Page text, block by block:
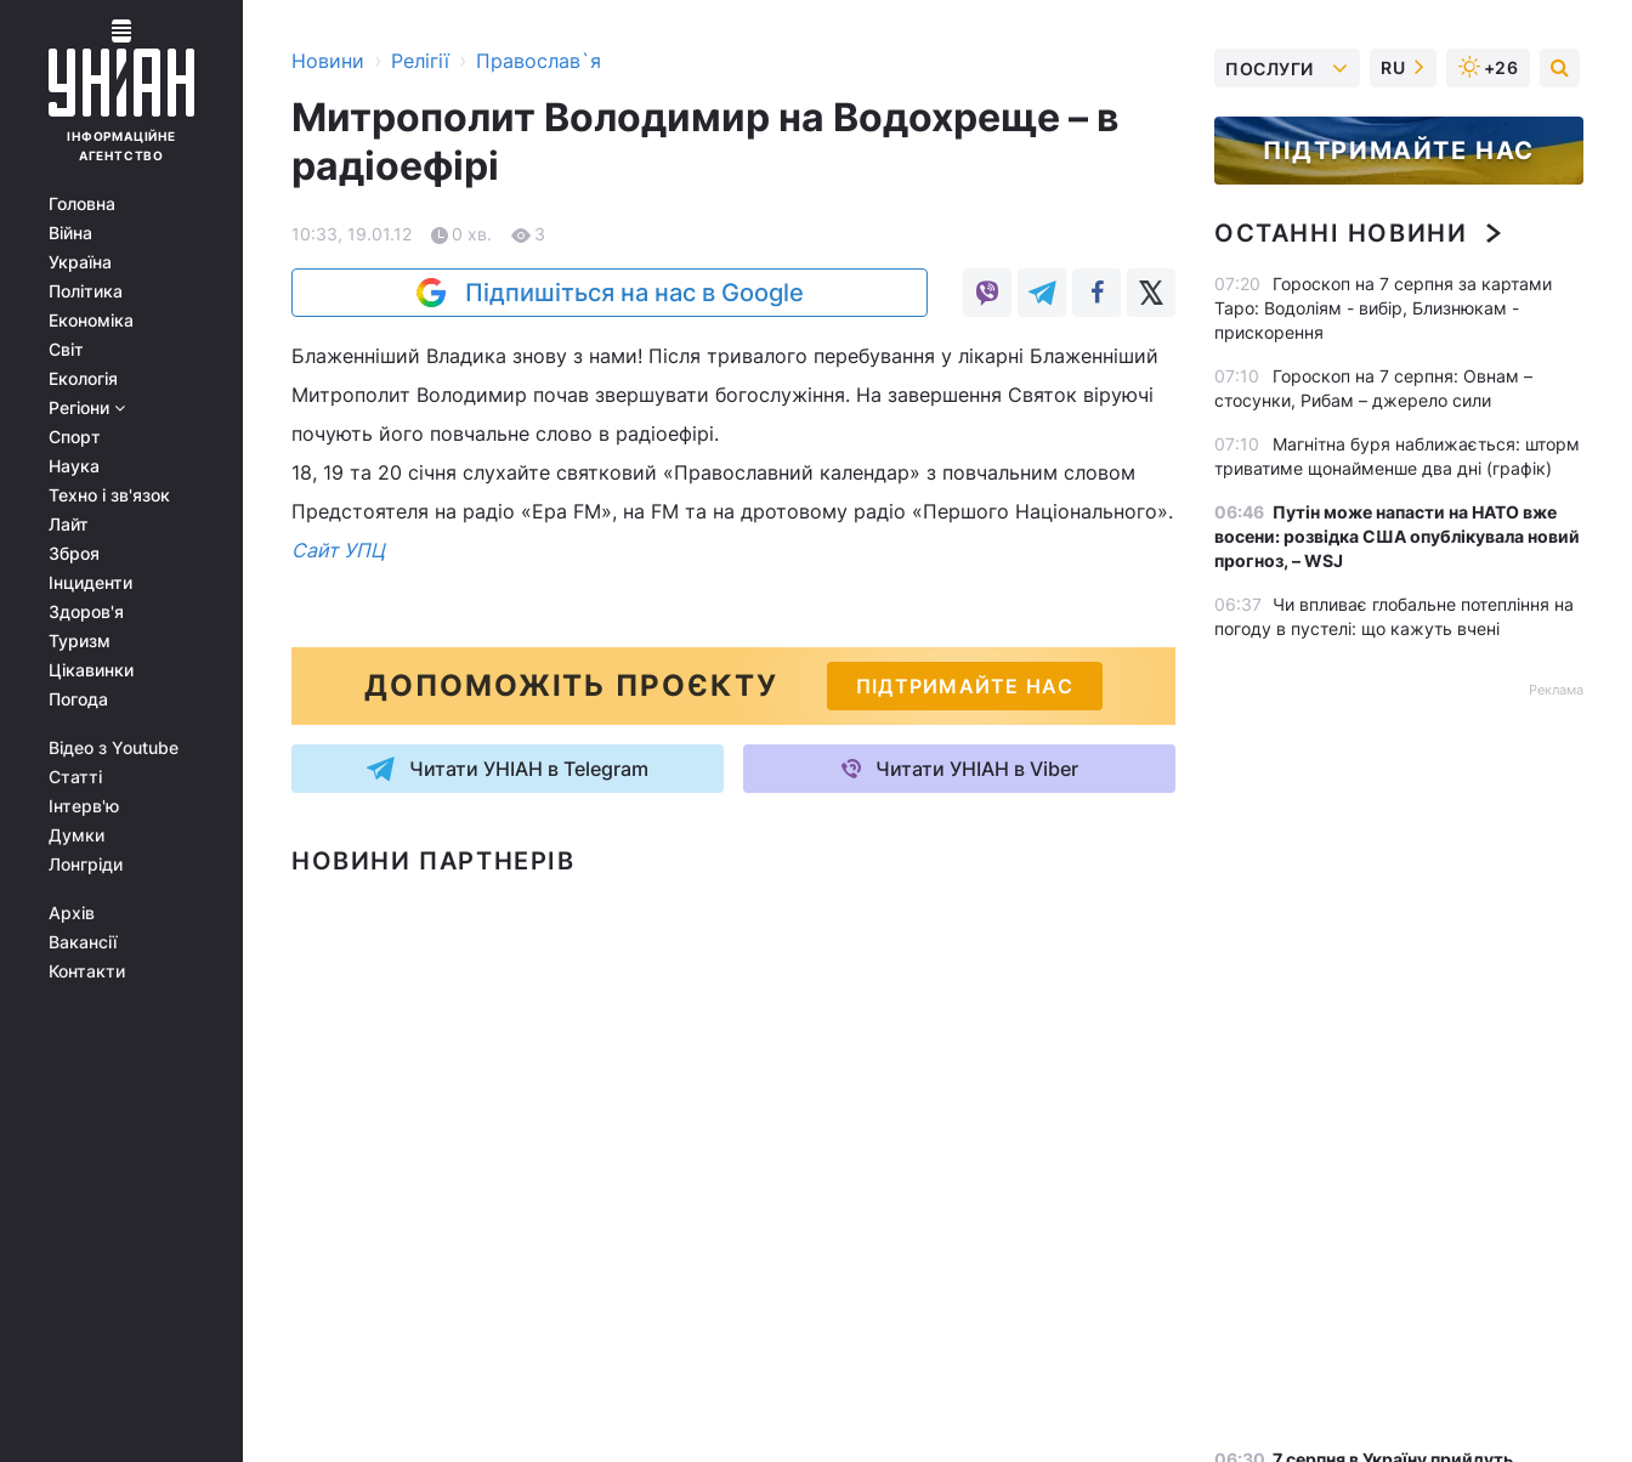
ІНФОРМАЦІЙНЕ
АГЕНТСТВО
Головна
Війна
Україна
Політика
Економіка
Світ
Екологія
Регіони
Спорт
Наука
Техно і зв'язок
Лайт
Зброя
Інциденти
Здоров'я
Туризм
Цікавинки
Погода
Відео з Youtube
Статті
Інтерв'ю
Думки
Лонгріди
Архів
Вакансії
Контакти
Новини › Релігії › Православ`я
Митрополит Володимир на Водохреще – в
радіоефірі
10:33, 19.01.12 0 хв. 3
Підпишіться на нас в Google
Блаженніший Владика знову з нами! Після тривалого перебування у лікарні Блаженніший
Митрополит Володимир почав звершувати богослужіння. На завершення Святок віруючі
почують його повчальне слово в радіоефірі.
18, 19 та 20 січня слухайте святковий «Православний календар» з повчальним словом
Предстоятеля на радіо «Ера FM», на FM та на дротовому радіо «Першого Національного».
Сайт УПЦ
ДОПОМОЖІТЬ ПРОЄКТУ ПІДТРИМАЙТЕ НАС
Читати УНІАН в Telegram Читати УНІАН в Viber
НОВИНИ ПАРТНЕРІВ
ПОСЛУГИ RU +26
ПІДТРИМАЙТЕ НАС
ОСТАННІ НОВИНИ
07:20
Гороскоп на 7 серпня за картами
Таро: Водоліям - вибір, Близнюкам -
прискорення
07:10
Гороскоп на 7 серпня: Овнам –
стосунки, Рибам – джерело сили
07:10
Магнітна буря наближається: шторм
триватиме щонайменше два дні (графік)
06:46 Путін може напасти на НАТО вже
восени: розвідка США опублікувала новий
прогноз, – WSJ
06:37
Чи впливає глобальне потепління на
погоду в пустелі: що кажуть вчені
Реклама